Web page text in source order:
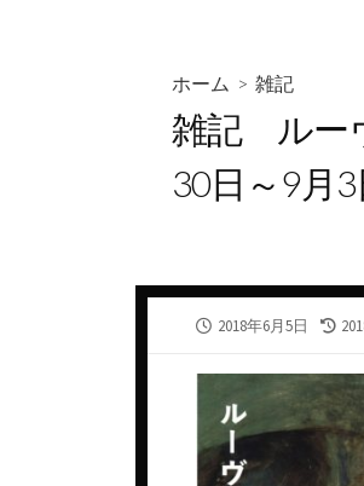
インド
ウクライナ
オーストリア
ギリシャ
シリア・アラブ共和国
ジョージア
スペイン
ホーム > 雑記
雑記 ルー
30日～9月3
公
日
2018年6月5日
最
更
新
日